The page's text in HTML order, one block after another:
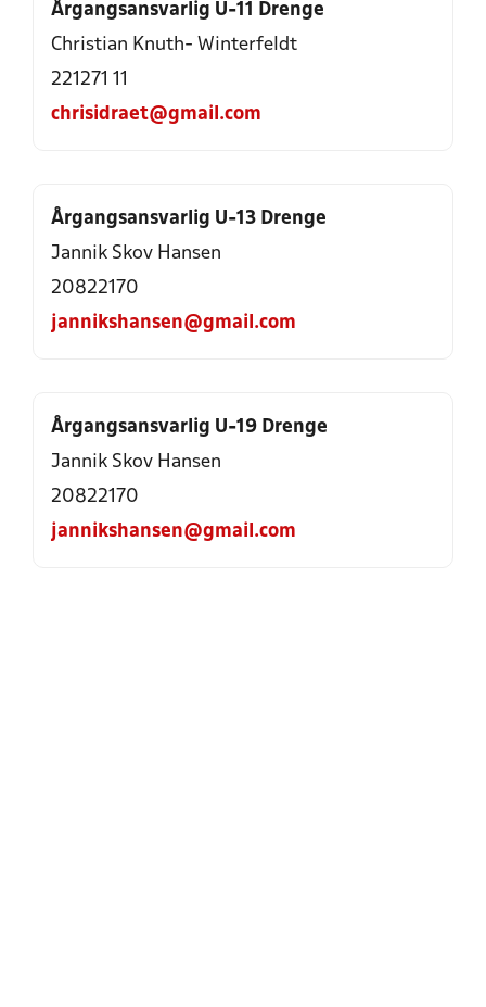
Årgangsansvarlig U-11 Drenge
Christian Knuth- Winterfeldt
221271 11
chrisidraet@gmail.com
Årgangsansvarlig U-13 Drenge
Jannik Skov Hansen
20822170
jannikshansen@gmail.com
Årgangsansvarlig U-19 Drenge
Jannik Skov Hansen
20822170
jannikshansen@gmail.com